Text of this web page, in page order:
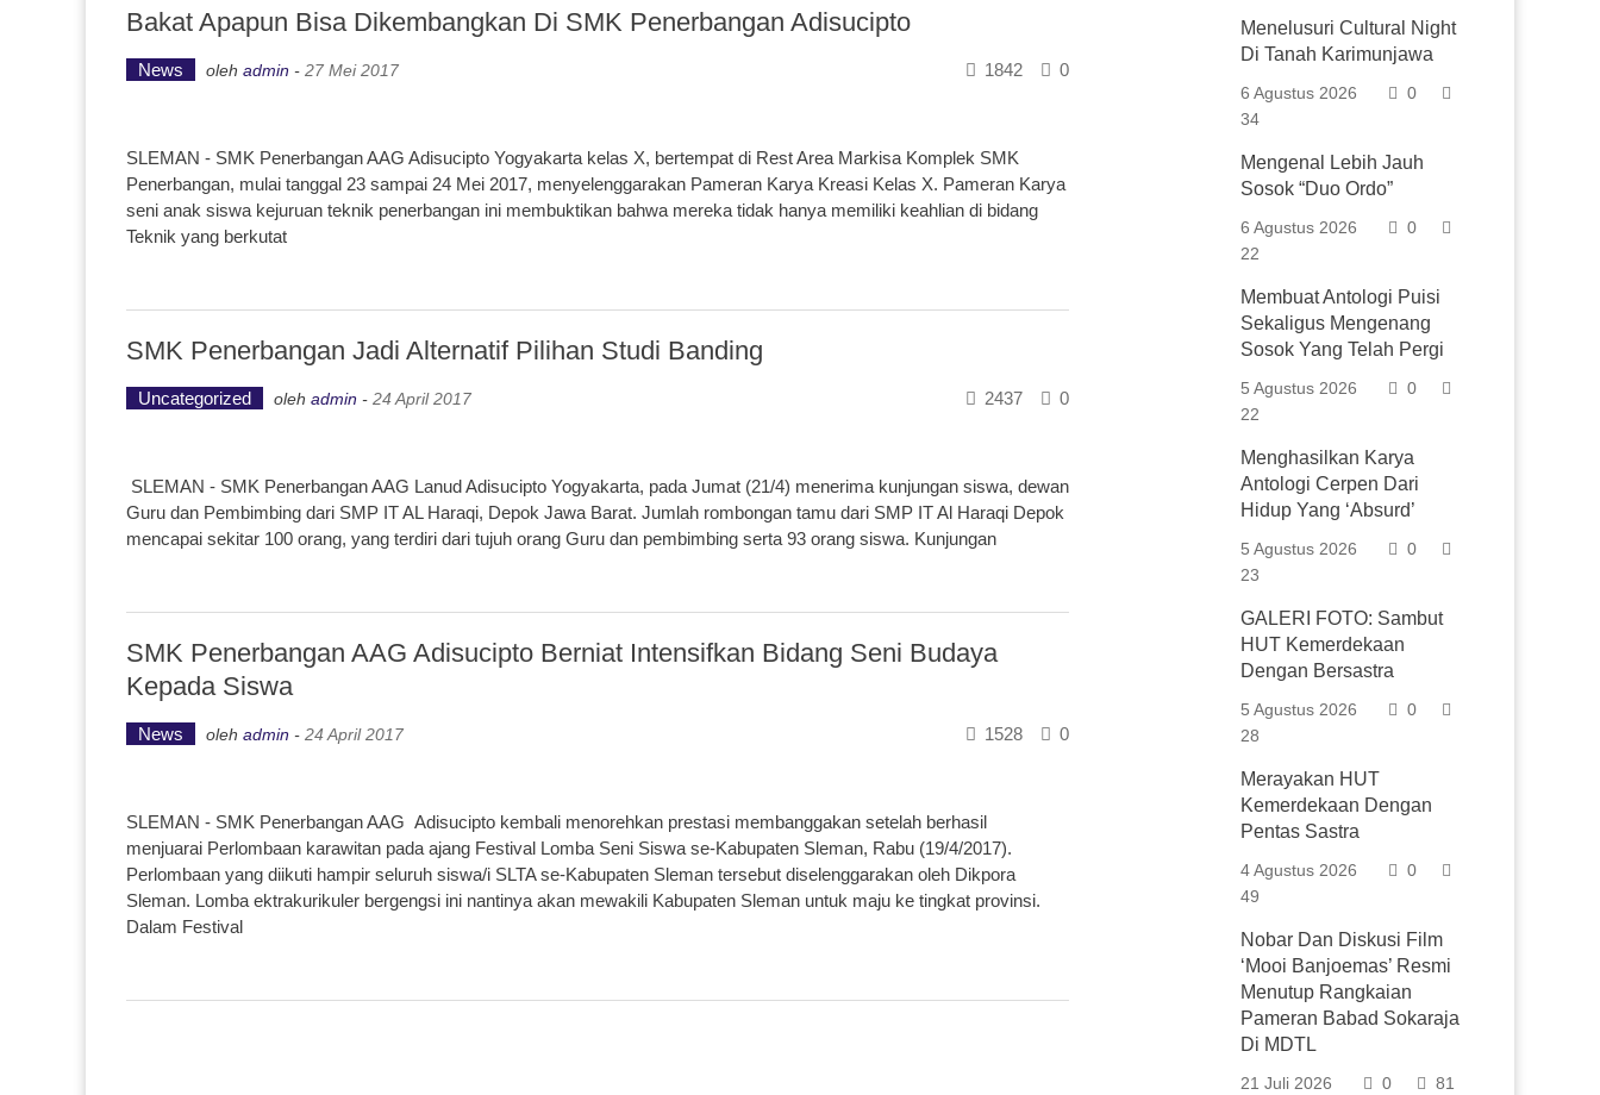
Bakat Apapun Bisa Dikembangkan Di SMK Penerbangan Adisucipto
News oleh admin - 27 Mei 2017 0
1842
SLEMAN - SMK Penerbangan AAG Adisucipto Yogyakarta kelas X, bertempat di Rest Area Markisa Komplek SMK
Penerbangan, mulai tanggal 23 sampai 24 Mei 2017, menyelenggarakan Pameran Karya Kreasi Kelas X. Pameran Karya
seni anak siswa kejuruan teknik penerbangan ini membuktikan bahwa mereka tidak hanya memiliki keahlian di bidang
Teknik yang berkutat
SMK Penerbangan Jadi Alternatif Pilihan Studi Banding
Uncategorized oleh admin - 24 April 2017 0
2437
SLEMAN - SMK Penerbangan AAG Lanud Adisucipto Yogyakarta, pada Jumat (21/4) menerima kunjungan siswa, dewan
Guru dan Pembimbing dari SMP IT AL Haraqi, Depok Jawa Barat. Jumlah rombongan tamu dari SMP IT Al Haraqi Depok
mencapai sekitar 100 orang, yang terdiri dari tujuh orang Guru dan pembimbing serta 93 orang siswa. Kunjungan
SMK Penerbangan AAG Adisucipto Berniat Intensifkan Bidang Seni Budaya
Kepada Siswa
News oleh admin - 24 April 2017 0
1528
SLEMAN - SMK Penerbangan AAG Adisucipto kembali menorehkan prestasi membanggakan setelah berhasil
menjuarai Perlombaan karawitan pada ajang Festival Lomba Seni Siswa se-Kabupaten Sleman, Rabu (19/4/2017).
Perlombaan yang diikuti hampir seluruh siswa/i SLTA se-Kabupaten Sleman tersebut diselenggarakan oleh Dikpora
Sleman. Lomba ektrakurikuler bergengsi ini nantinya akan mewakili Kabupaten Sleman untuk maju ke tingkat provinsi.
Dalam Festival
Menelusuri Cultural Night
Di Tanah Karimunjawa
6 Agustus 2026
0
34
Mengenal Lebih Jauh
Sosok “Duo Ordo”
6 Agustus 2026
0
22
Membuat Antologi Puisi
Sekaligus Mengenang
Sosok Yang Telah Pergi
5 Agustus 2026
0
22
Menghasilkan Karya
Antologi Cerpen Dari
Hidup Yang ‘Absurd’
5 Agustus 2026
0
23
GALERI FOTO: Sambut
HUT Kemerdekaan
Dengan Bersastra
5 Agustus 2026
0
28
Merayakan HUT
Kemerdekaan Dengan
Pentas Sastra
4 Agustus 2026
0
49
Nobar Dan Diskusi Film
‘Mooi Banjoemas’ Resmi
Menutup Rangkaian
Pameran Babad Sokaraja
Di MDTL
21 Juli 2026 0 81